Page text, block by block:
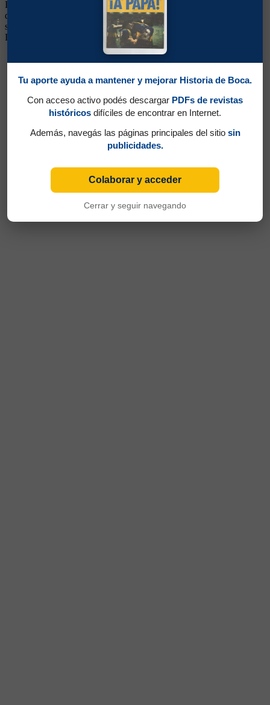
Inferiores. Fuerte y grandote, dueño de un promedio de gol de más
de un gol por partido. Pero no pudo mantenerse, al tener a Varallo
siendo titular en su puesto. Jugó en Flamengo de Brasil y Roma de
Italia y luego estuvo en Vélez en Segunda División.
Tu aporte ayuda a mantener y mejorar Historia de Boca.
Con acceso activo podés descargar PDFs de revistas
históricos difíciles de encontrar en Internet.
Además, navegás las páginas principales del sitio sin
publicidades.
Colaborar y acceder
Cerrar y seguir navegando